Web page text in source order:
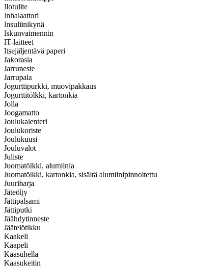
Ilotulite
Inhalaattori
Insuliinikynä
Iskunvaimennin
IT-laitteet
Itsejäljentävä paperi
Jakorasia
Jarruneste
Jarrupala
Jogurttipurkki, muovipakkaus
Jogurttitölkki, kartonkia
Jolla
Joogamatto
Joulukalenteri
Joulukoriste
Joulukuusi
Jouluvalot
Juliste
Juomatölkki, alumiinia
Juomatölkki, kartonkia, sisältä alumiinipinnoitettu
Juuriharja
Jäteöljy
Jättipalsami
Jättiputki
Jäähdytinneste
Jäätelötikku
Kaakeli
Kaapeli
Kaasuhella
Kaasukeitin